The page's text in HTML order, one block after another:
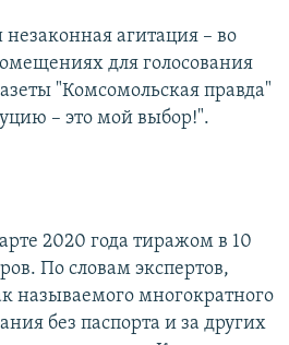
незаконная агитация – во
для голосования
"Комсомольская правда"
– это мой выбор!".
2020 года тиражом в 10
По словам экспертов,
называемого многократного
без паспорта и за других